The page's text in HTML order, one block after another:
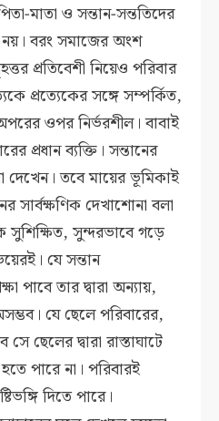
মাতা ও সন্তান-সন্ততিদের
বরং সমাজের অংশ
প্রতিবেশী নিয়েও পরিবার
প্রত্যেকের সঙ্গে সম্পর্কিত,
ওপর নির্ভরশীল। বাবাই
প্রধান ব্যক্তি। সন্তানের
দেখেন। তবে মায়ের ভূমিকাই
সার্বক্ষণিক দেখাশোনা বলা
সুশিক্ষিত, সুন্দরভাবে গড়ে
যে সন্তান
পাবে তার দ্বারা অন্যায়,
যে ছেলে পরিবারের,
ছেলের দ্বারা রাস্তাঘাটে
পারে না। পরিবারই
দিতে পারে।